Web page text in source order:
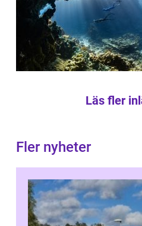
Läs fler
Fler nyheter